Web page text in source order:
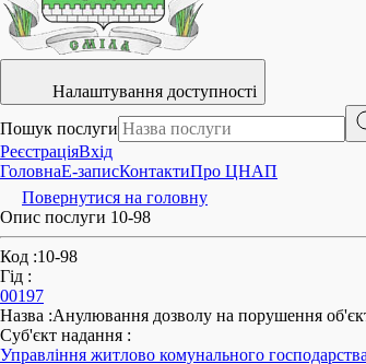
Налаштування доступності
Пошук послуги
РеєстраціяВхід
ГоловнаE-записКонтактиПро ЦНАП
Повернутися на головну
Опис послуги 10-98
Код :10-98
Гід :
00197
Назва :Анулювання дозволу на порушення
Суб'єкт надання :
Управління житлово комунального господарства